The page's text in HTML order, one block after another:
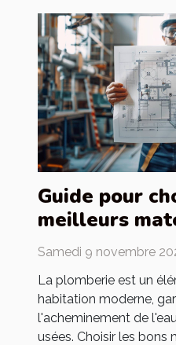
Guide pour
meilleurs
tuyauterie
maison
Samedi 9 novembre
La plomberie est un
habitation moderne,
l'acheminement de
usées. Choisir les bons